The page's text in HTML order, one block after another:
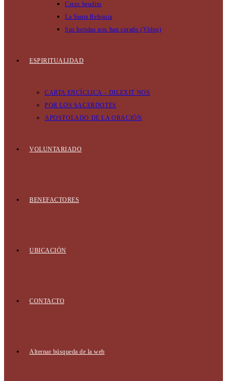
Cerro bendito
La Santa Reliquia
Sus heridas nos han curado (Vídeo)
ESPIRITUALIDAD
CARTA ENCÍCLICA – DILEXIT NOS
POR LOS SACERDOTES
APOSTOLADO DE LA ORACIÓN
VOLUNTARIADO
BENEFACTORES
UBICACIÓN
CONTACTO
Alternar búsqueda de la web